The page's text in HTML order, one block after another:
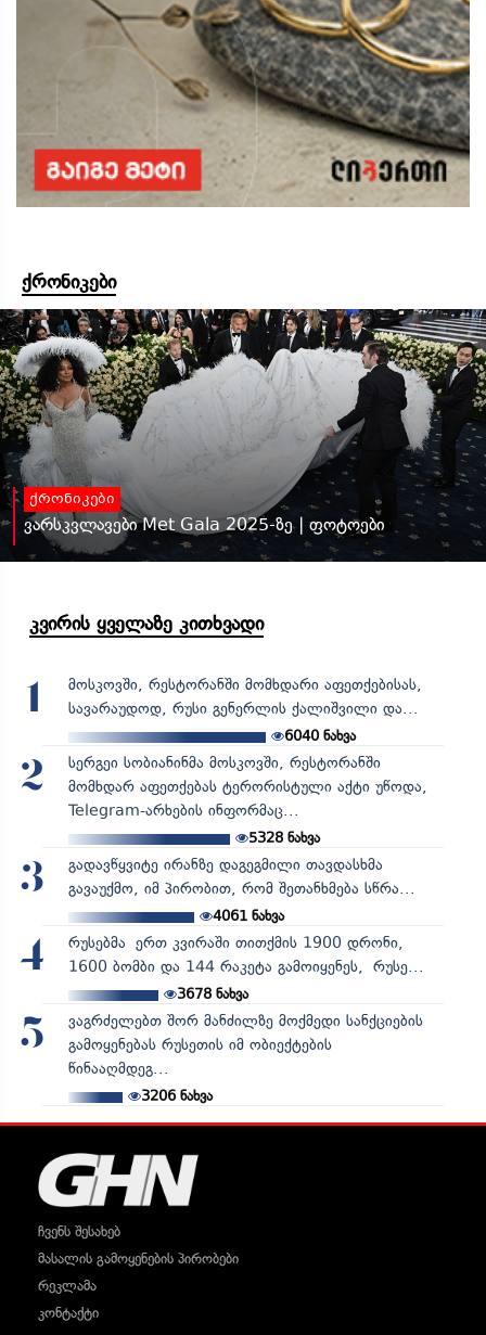
ქრონიკები
ქრონიკები
ვარსკვლავები Met Gala 2025-ზე | ფოტოები
კვირის ყველაზე კითხვადი
1
მოსკოვში, რესტორანში მომხდარი აფეთქებისას,
სავარაუდოდ, რუსი გენერლის ქალიშვილი და...
6040ნახვა
2
სერგეი სობიანინმა მოსკოვში, რესტორანში
მომხდარ აფეთქებას ტერორისტული აქტი უწოდა,
Telegram-არხების ინფორმაც...
5328ნახვა
3
გადავწყვიტე ირანზე დაგეგმილი თავდასხმა
გავაუქმო, იმ პირობით, რომ შეთანხმება სწრა...
4061ნახვა
4
რუსებმა ერთ კვირაში თითქმის 1900 დრონი,
1600 ბომბი და 144 რაკეტა გამოიყენეს, რუსე...
3678ნახვა
5
ვაგრძელებთ შორ მანძილზე მოქმედი სანქციების
გამოყენებას რუსეთის იმ ობიექტების
წინააღმდეგ...
3206ნახვა
ჩვენს შესახებ
მასალის გამოყენების პირობები
რეკლამა
კონტაქტი